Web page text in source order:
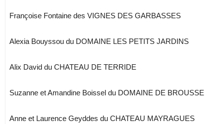
Françoise Fontaine des VIGNES DES GARBASSES
Alexia Bouyssou du DOMAINE LES PETITS JARDINS
Alix David du CHATEAU DE TERRIDE
Suzanne et Amandine Boissel du DOMAINE DE BROUSSE
Anne et Laurence Geyddes du CHATEAU MAYRAGUES